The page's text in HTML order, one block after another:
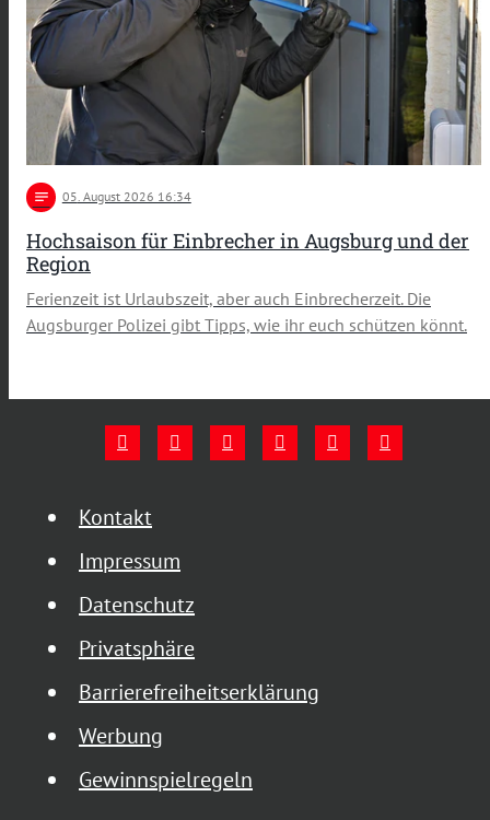
notes 05. August 2026 16:34
Hochsaison für Einbrecher in Augsburg und der
Region
Ferienzeit ist Urlaubszeit, aber auch Einbrecherzeit. Die
Augsburger Polizei gibt Tipps, wie ihr euch schützen könnt.
Kontakt
Impressum
Datenschutz
Privatsphäre
Barrierefreiheitserklärung
Werbung
Gewinnspielregeln